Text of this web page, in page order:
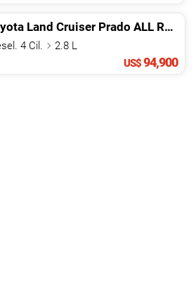
Land Cruiser Prado ALL ROUNDER 2B
4 Cil.
2.8 L
US$94,900